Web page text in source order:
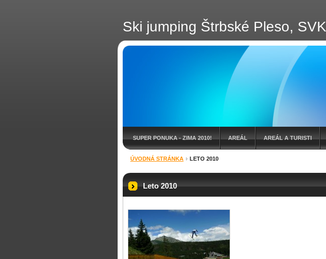
Ski jumping Štrbské Pleso, SVK
SUPER PONUKA - ZIMA 2010! AREÁL AREÁL A TURISTI
BLOG
ÚVODNÁ STRÁNKA LETO 2010
Leto 2010